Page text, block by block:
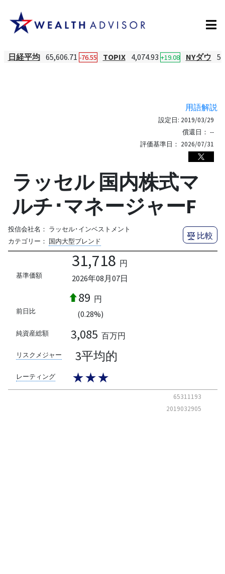
日経平均 65,606.71 -76.55 TOPIX 4,074.93 +19.08 NYダウ
用語解説
設定日: 2019/03/29
償還日： --
評価基準日： 2026/07/31
ラッセル 国内株式マ
ルチ･マネージャーF
投信会社名： ラッセル･インベストメント
カテゴリー： 国内大型ブレンド
比較
基準価額
31,718 円
2026年08月07日
前日比
89 円
(0.28%)
純資産総額 3,085 百万円
リスクメジャー 3平均的
レーティング ★★★
65311193
2019032905